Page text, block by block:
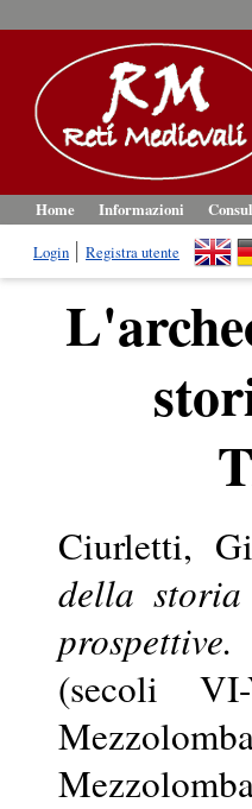
Home Informazioni
Login
Registra utente
Ciurletti,
della
prospettive.
(secoli